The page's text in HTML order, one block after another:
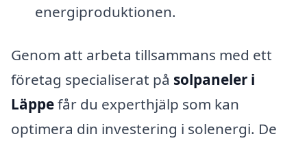
energiproduktionen.
Genom att arbeta tillsammans med ett
företag specialiserat på solpaneler i
Läppefår du experthjälp som kan
optimera din investering i solenergi. De